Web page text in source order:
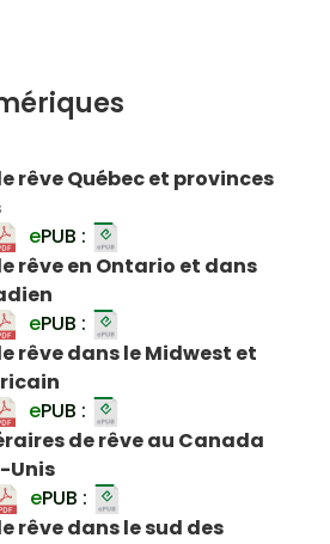
rêve Québec et provinces
ePUB :
rêve en Ontario et dans
ePUB :
rêve dans le Midwest et
ePUB :
de rêve au Canada
Unis
ePUB :
rêve dans le sud des